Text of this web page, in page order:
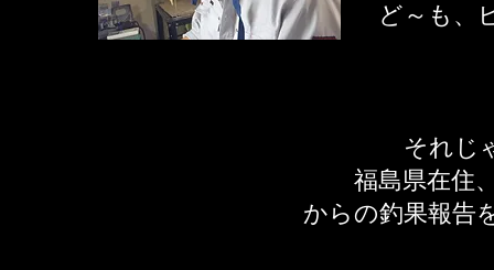
ど～も、
それじ
福島県在住
からの釣果報告